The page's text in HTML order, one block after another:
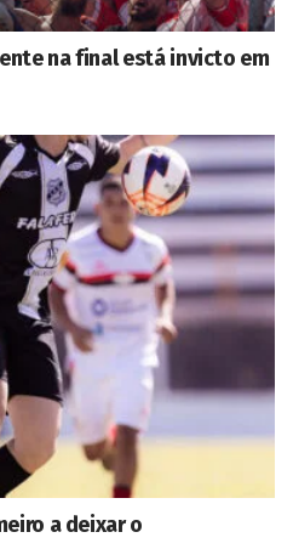
na final está invicto em
a deixar o